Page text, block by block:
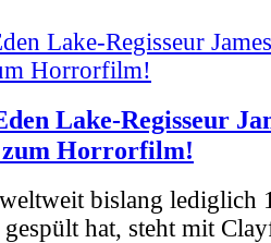
Lake-Regisseur
Horrorfilm!
bislang lediglich
hat, steht mit